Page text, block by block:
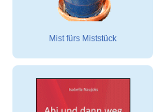
Mist fürs Miststück